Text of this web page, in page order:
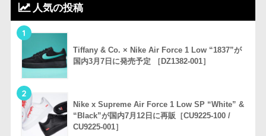
人気の投稿
1
Tiffany & Co. × Nike Air Force 1 Low “1837”が
国内3月7日に発売予定 ［DZ1382-001］
2
Nike x Supreme Air Force 1 Low SP “White” &
“Black”が国内7月12日に再販［CU9225-100 /
CU9225-001］